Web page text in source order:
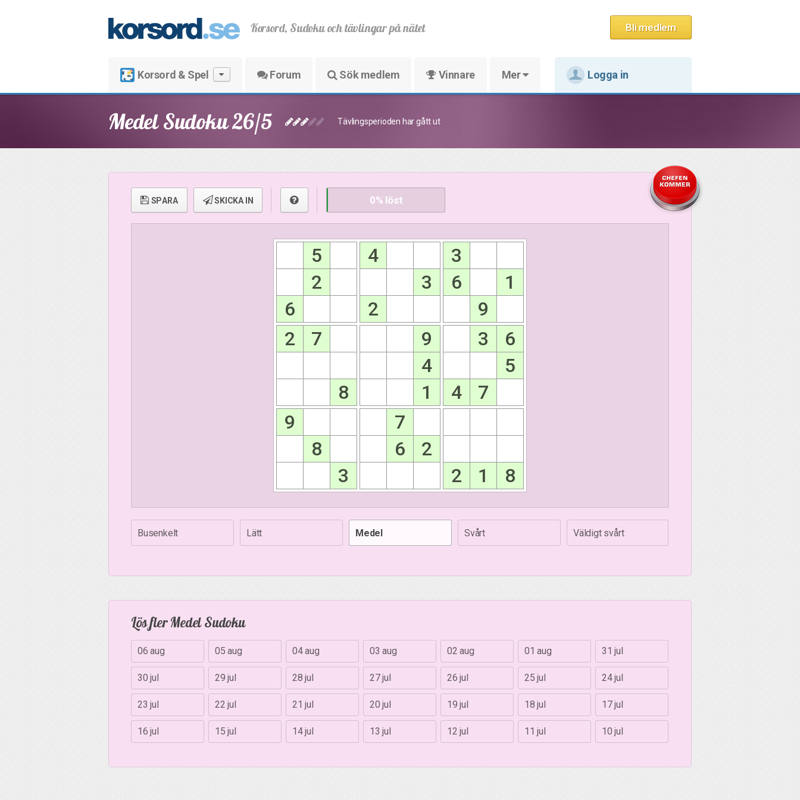
Bli medlem
Korsord, Sudoku och tävlingar på nätet
Korsord & Spel Forum Sök medlem Vinnare Mer Logga in
Medel Sudoku 26/5 Tävlingsperioden har gått ut
SPARA SKICKA IN 0% löst
5 4
3
2
3 6
1
6
2
9
2
7 9 3
6
4
5
8
1 4
7
9
7
8
6
2
3
2 1 8
Busenkelt Lätt Medel Svårt Väldigt svårt
Lös fler Medel Sudoku
06 aug 05 aug 04 aug 03 aug 02 aug 01 aug 31 jul
30 jul 29 jul 28 jul 27 jul 26 jul 25 jul 24 jul
23 jul 22 jul 21 jul 20 jul 19 jul 18 jul 17 jul
16 jul 15 jul 14 jul 13 jul 12 jul 11 jul 10 jul